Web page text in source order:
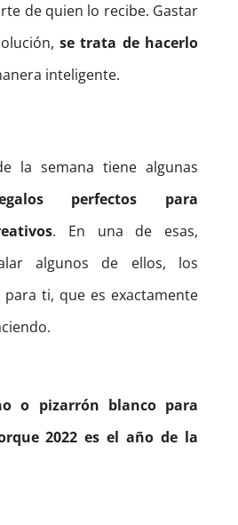
de quien lo recibe. Gastar
se trata de hacerlo
inteligente.
la semana tiene algunas
perfectos para
. En una de esas,
algunos de ellos, los
ti, que es exactamente
o pizarrón blanco para
2022 es el año de la